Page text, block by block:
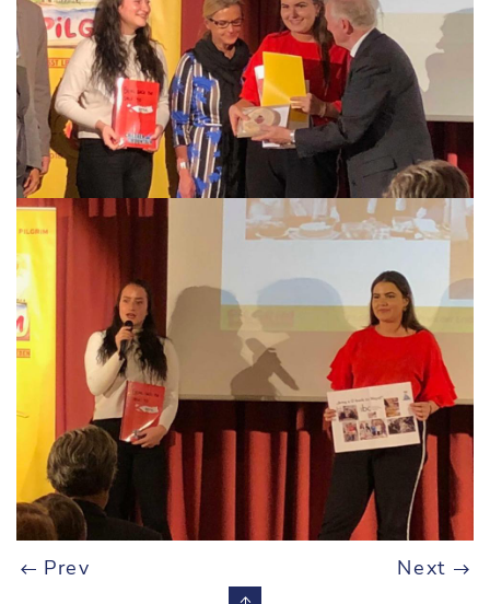
Prev Next